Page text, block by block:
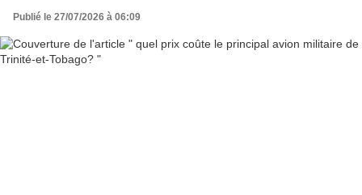
Publié le 27/07/2026 à 06:09